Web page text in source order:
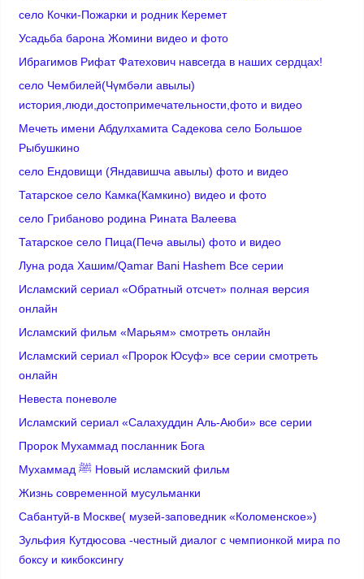
село Кочки-Пожарки и родник Керемет
Усадьба барона Жомини видео и фото
Ибрагимов Рифат Фатехович навсегда в наших сердцах!
село Чембилей(Чүмбәли авылы)
история,люди,достопримечательности,фото и видео
Мечеть имени Абдулхамита Садекова село Большое
Рыбушкино
село Ендовищи (Яндавишча авылы) фото и видео
Татарское село Камка(Камкино) видео и фото
село Грибаново родина Рината Валеева
Татарское село Пица(Печә авылы) фото и видео
Луна рода Хашим/Qamar Bani Hashem Все серии
Исламский сериал «Обратный отсчет» полная версия
онлайн
Исламский фильм «Марьям» смотреть онлайн
Исламский сериал «Пророк Юсуф» все серии смотреть
онлайн
Невеста поневоле
Исламский сериал «Салахуддин Аль-Аюби» все серии
Пророк Мухаммад посланник Бога
Мухаммад ﷺ Новый исламский фильм
Жизнь современной мусульманки
Сабантуй-в Москве( музей-заповедник «Коломенское»)
Зульфия Кутдюсова -честный диалог с чемпионкой мира по
боксу и кикбоксингу